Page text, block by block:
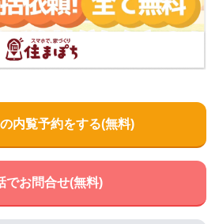
内覧予約をする(無料)
でお問合せ(無料)